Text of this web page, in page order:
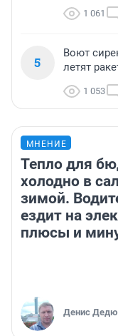
1 061
5
Воют
летят
1 053
МНЕНИЕ
Тепло для
холодно в
зимой.
ездит на
плюсы и
Денис